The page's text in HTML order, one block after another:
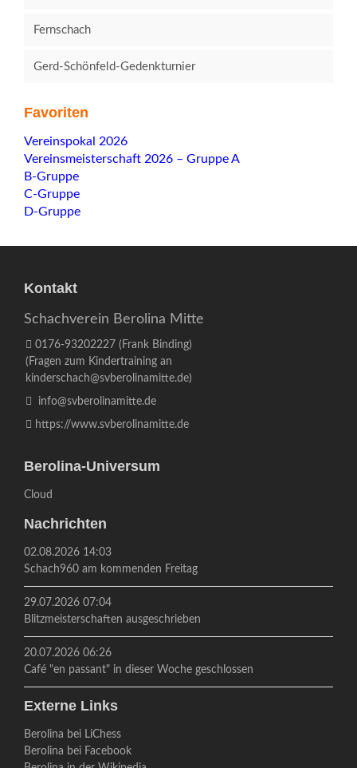
Fernschach
Gerd-Schönfeld-Gedenkturnier
Favoriten
Navigation
überspringen
Vereinspokal 2026
Vereinsmeisterschaft 2026 – Gruppe A
B-Gruppe
C-Gruppe
D-Gruppe
Kontakt
Schachverein Berolina Mitte
0176-93202227 (Frank Binding)
(Fragen zum Kindertraining an
kinderschach@svberolinamitte.de)
info@svberolinamitte.de
https://www.svberolinamitte.de
Berolina-Universum
Cloud
Nachrichten
02.08.2026 14:03
Schach960 am kommenden Freitag
29.07.2026 07:04
Blitzmeisterschaften ausgeschrieben
20.07.2026 06:26
Café "en passant" in dieser Woche geschlossen
Externe Links
Berolina bei LiChess
Berolina bei Facebook